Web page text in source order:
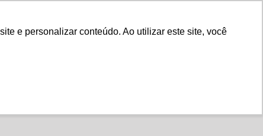
e personalizar conteúdo. Ao utilizar este site, você